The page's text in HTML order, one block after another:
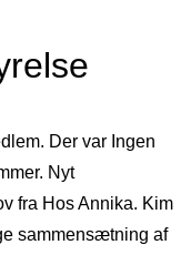
Der var Ingen
Nyt
fra Hos Annika. Kim
sammensætning af